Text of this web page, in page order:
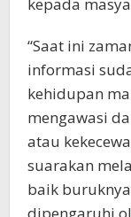
“Saat ini
informasi
kehidupan
mengawasi
atau
suarakan
baik